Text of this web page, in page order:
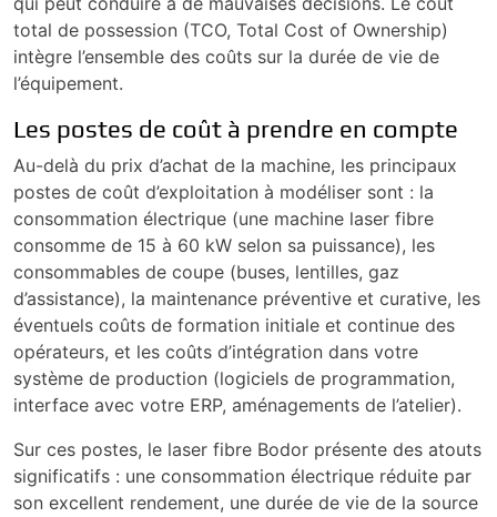
total de possession (TCO, Total Cost of Ownership)
intègre l’ensemble des coûts sur la durée de vie de
l’équipement.
Les postes de coût à prendre en compte
Au-delà du prix d’achat de la machine, les principaux
postes de coût d’exploitation à modéliser sont : la
consommation électrique (une machine laser fibre
consomme de 15 à 60 kW selon sa puissance), les
consommables de coupe (buses, lentilles, gaz
d’assistance), la maintenance préventive et curative, les
éventuels coûts de formation initiale et continue des
opérateurs, et les coûts d’intégration dans votre
système de production (logiciels de programmation,
interface avec votre ERP, aménagements de l’atelier).
Sur ces postes, le laser fibre Bodor présente des atouts
significatifs : une consommation électrique réduite par
son excellent rendement, une durée de vie de la source